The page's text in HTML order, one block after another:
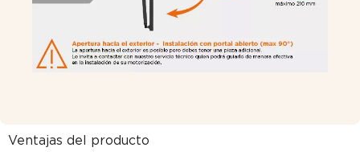
Ventajas del producto